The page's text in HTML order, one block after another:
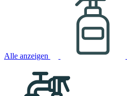
Alle anzeigen